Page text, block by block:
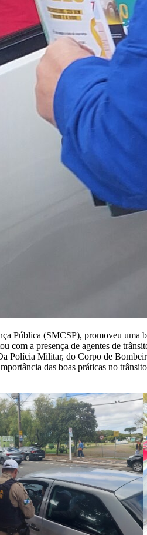
Pública (SMCSP), promoveu
com a presença de agentes de
Polícia Militar, do Corpo de
das boas práticas no